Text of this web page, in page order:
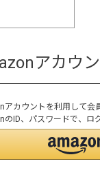
アカウ
アカウントを利用して会
のID、パスワードで、ロ